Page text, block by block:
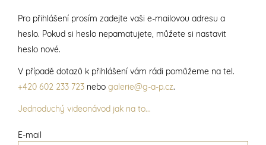
E-mail
Pro přihlášení prosím zadejte vaši e-mailovou adresu a
heslo. Pokud si heslo nepamatujete, můžete si nastavit
heslo nové.
V případě dotazů k přihlášení vám rádi pomůžeme na tel.
+420 602 233 723 nebo galerie@g-a-p.cz.
Jednoduchý videonávod jak na to...